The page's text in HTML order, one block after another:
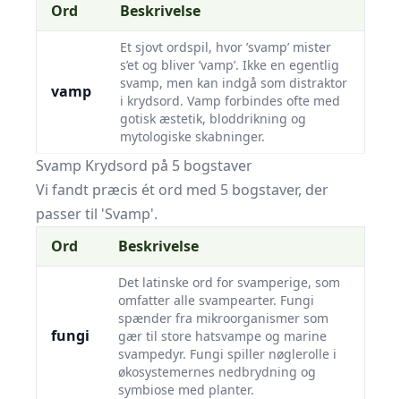
Ord
Beskrivelse
vamp
Et sjovt ordspil, hvor ’svamp’ mister
s’et og bliver ’vamp’. Ikke en egentlig
svamp, men kan indgå som distraktor
i krydsord. Vamp forbindes ofte med
gotisk æstetik, bloddrikning og
mytologiske skabninger.
Svamp Krydsord på 5 bogstaver
Vi fandt præcis ét ord med 5 bogstaver, der
passer til 'Svamp'.
Ord
Beskrivelse
fungi
Det latinske ord for svamperige, som
omfatter alle svampearter. Fungi
spænder fra mikroorganismer som
gær til store hatsvampe og marine
svampedyr. Fungi spiller nøglerolle i
økosystemernes nedbrydning og
symbiose med planter.